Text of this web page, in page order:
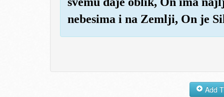
nebesima i na Zemlji, On je